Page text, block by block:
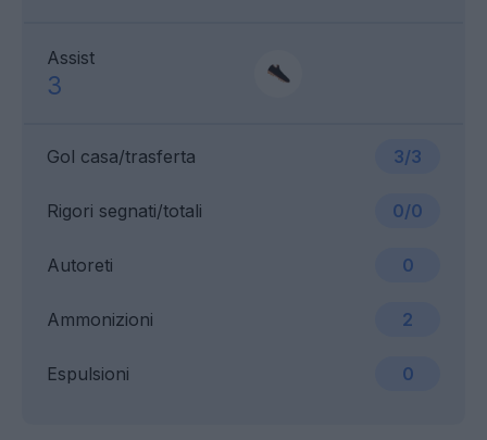
Assist
3
Gol casa/trasferta 3/3
Ammonizioni 2
Rigori segnati/totali 0/0
Espulsioni 0
Autoreti 0